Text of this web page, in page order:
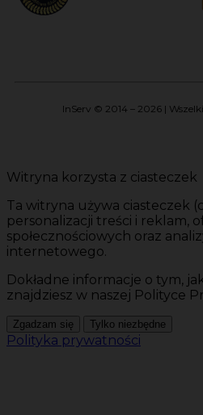
InServ © 2014 – 2026 |
Witryna korzysta z ciasteczek
Ta witryna używa ciasteczek
personalizacji treści i reklam,
społecznościowych oraz
internetowego.
Dokładne informacje o tym,
znajdziesz w naszej Polityce
Zgadzam się Tylko niezbędne
Polityka prywatności